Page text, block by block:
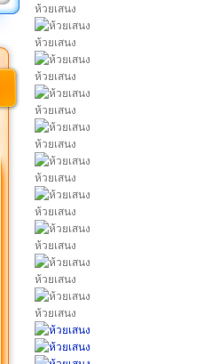
ห้วยเสนง
ห้วยเสนง
ห้วยเสนง
ห้วยเสนง
ห้วยเสนง
ห้วยเสนง
ห้วยเสนง
ห้วยเสนง
ห้วยเสนง
ห้วยเสนง